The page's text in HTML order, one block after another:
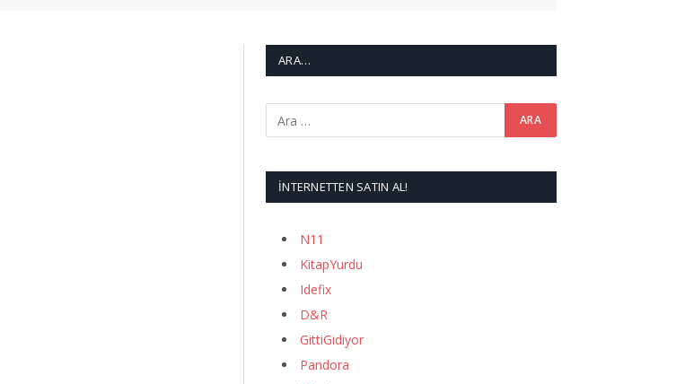
ARA…
İNTERNETTEN SATIN AL!
N11
KitapYurdu
Idefix
D&R
GittiGidiyor
Pandora